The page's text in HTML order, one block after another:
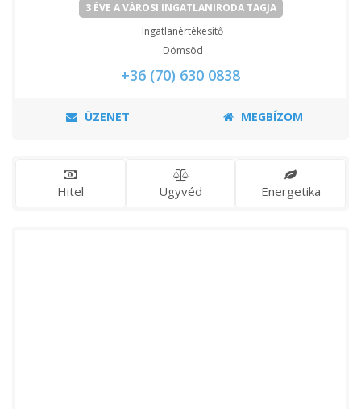
3 ÉVE A VÁROSI INGATLANIRODA TAGJA
Ingatlanértékesítő
Dömsöd
+36 (70) 630 0838
ÜZENET MEGBÍZOM
Hitel Ügyvéd Energetika